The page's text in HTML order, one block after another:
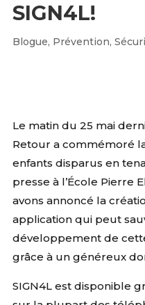
SIGN4L!
Blogue, Prévention,
Le matin du 25 mai
Retour a commémoré
enfants disparus en
presse à l’École Pierre
avons annoncé la
application qui peut
développement de
grâce à un généreux
SIGN4L est disponible